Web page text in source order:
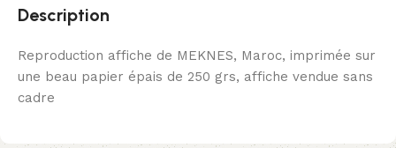
Description
Reproduction affiche de MEKNES, Maroc, imprimée sur
une beau papier épais de 250 grs, affiche vendue sans
cadre